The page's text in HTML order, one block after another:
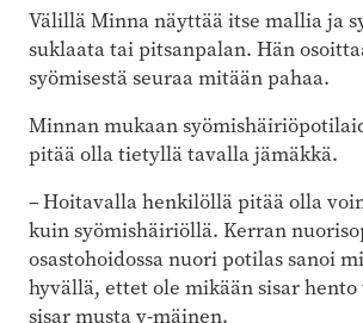
Välillä Minna näyttää itse mallia ja
suklaata tai pitsanpalan. Hän
syömisestä seuraa mitään pahaa.
Minnan mukaan
pitää olla tietyllä tavalla jämäkkä.
– Hoitavalla henkilöllä pitää olla
kuin syömishäiriöllä. Kerran
osastohoidossa nuori potilas sanoi
hyvällä, ettet ole mikään sisar
sisar musta v-mäinen.